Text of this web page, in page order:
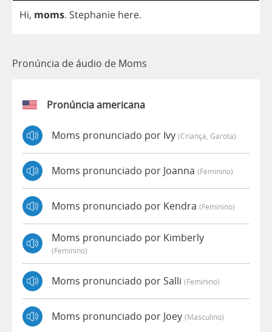
Hi, moms. Stephanie here.
Pronúncia de áudio de Moms
Pronúncia americana
Moms pronunciado por Ivy (criança, Garota)
Moms pronunciado por Joanna (feminino)
Moms pronunciado por Kendra (feminino)
Moms pronunciado por Kimberly
(feminino)
Moms pronunciado por Salli (feminino)
Moms pronunciado por Joey (masculino)